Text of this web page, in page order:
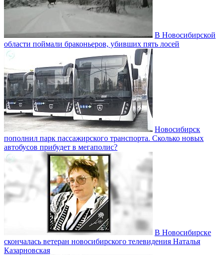
В Новосибирской
области поймали браконьеров, убивших пять лосей
Новосибирск
пополнил парк пассажирского транспорта. Сколько новых
автобусов прибудет в мегаполис?
В Новосибирске
скончалась ветеран новосибирского телевидения Наталья
Казарновская